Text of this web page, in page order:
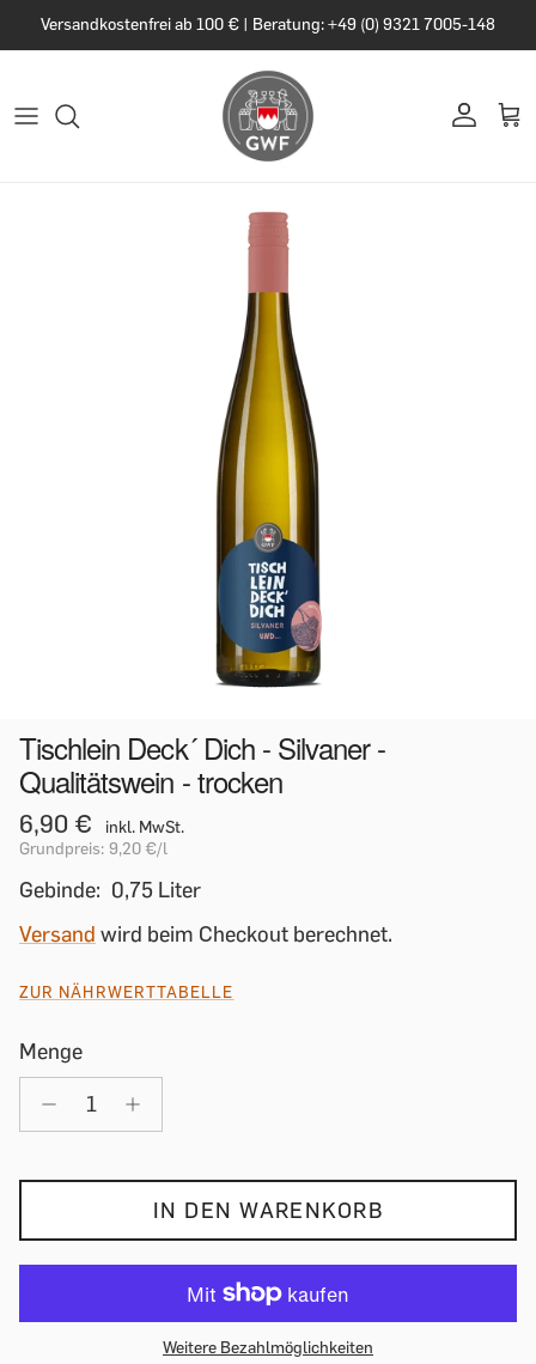
Versandkostenfrei ab 100 € | Beratung: +49 (0) 9321 7005-148
Tischlein Deck´ Dich - Silvaner -
Qualitätswein - trocken
6,90 €
inkl. MwSt.
Grundpreis: 9,20 €/l
Gebinde: 0,75 Liter
Versand wird beim Checkout berechnet.
ZUR NÄHRWERTTABELLE
Menge
IN DEN WARENKORB
Weitere Bezahlmöglichkeiten